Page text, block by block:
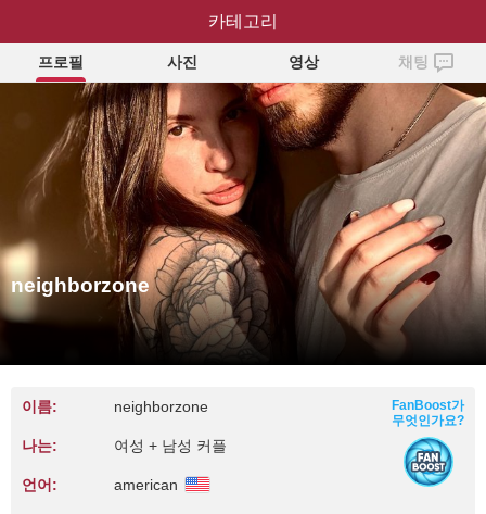
neighborzone
프로필 사진 영상 채팅
neighborzone
이름: neighborzone
나는: 여성 + 남성 커플
언어: american
FanBoost가
무엇인가요?
카테고리